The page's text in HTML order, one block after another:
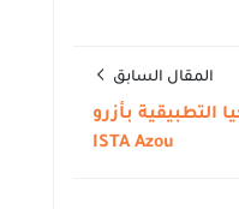
المقال السابق
بأزرو
ISTA Azou